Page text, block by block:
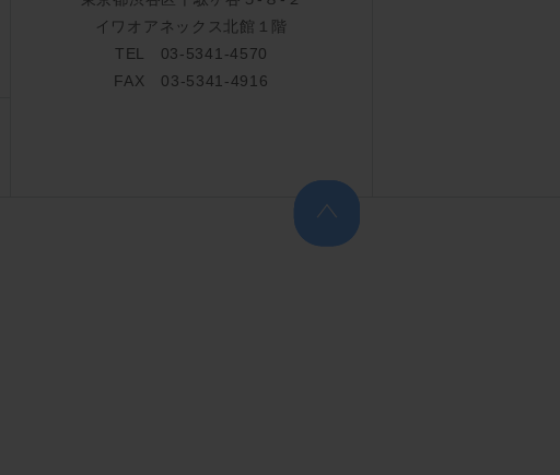
イワオアネックス北館１階
TEL 03-5341-4570
FAX 03-5341-4916